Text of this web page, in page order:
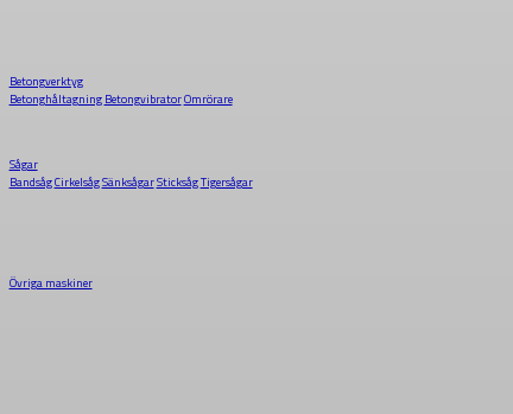
Betongverktyg
Betonghåltagning BetongvibratorOmrörare
Sågar
BandsågCirkelsågSänksågarSticksågTigersågar
Övriga maskiner